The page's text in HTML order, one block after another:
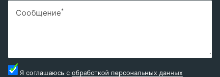
Сообщение*
Я соглашаюсь с обработкой персональных данных